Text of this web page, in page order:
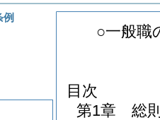
○一般職
目次
第1章
総